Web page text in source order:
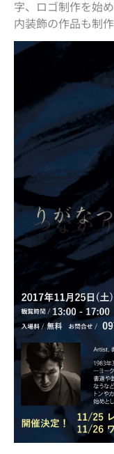
字、ロゴ制作を始
内装飾の作品も制作